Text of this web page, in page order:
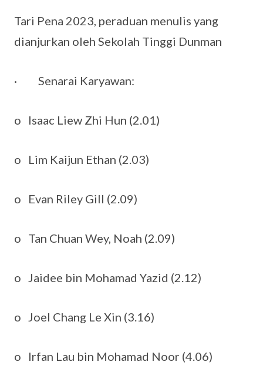
Tari Pena 2023, peraduan menulis yang
dianjurkan oleh Sekolah Tinggi Dunman
· Senarai Karyawan:
o Isaac Liew Zhi Hun (2.01)
o Lim Kaijun Ethan (2.03)
o Evan Riley Gill (2.09)
o Tan Chuan Wey, Noah (2.09)
o Jaidee bin Mohamad Yazid (2.12)
o Joel Chang Le Xin (3.16)
o Irfan Lau bin Mohamad Noor (4.06)